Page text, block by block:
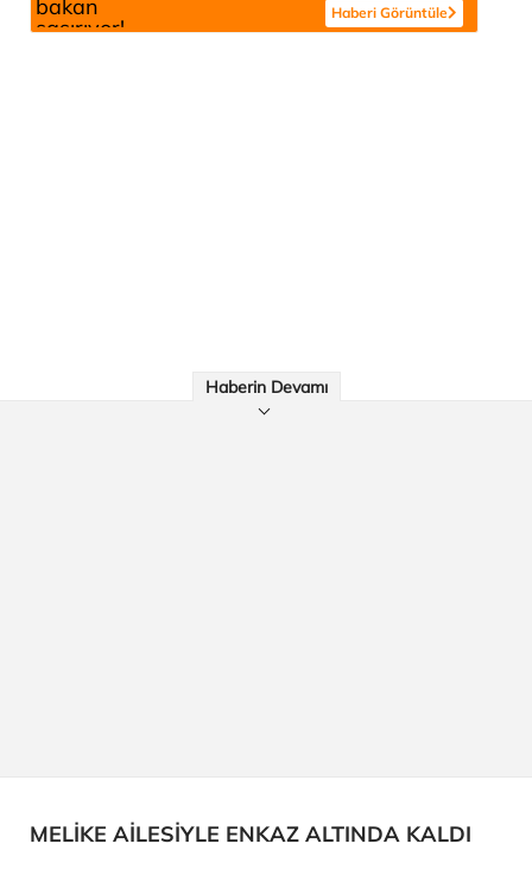
Haberi Görüntüle
Haberin Devamı
MELİKE AİLESİYLE ENKAZ ALTINDA KALDI